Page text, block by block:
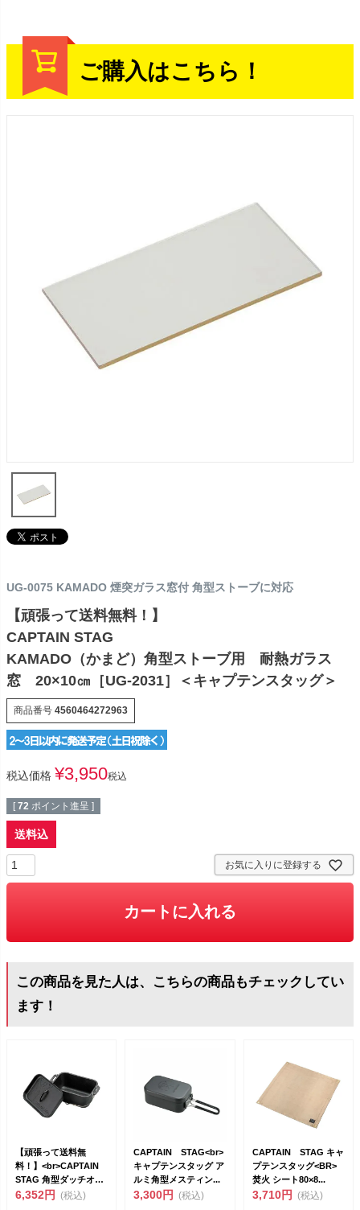
ご購入はこちら！
UG-0075 KAMADO 煙突ガラス窓付 角型ストーブに対応
【頑張って送料無料！】
CAPTAIN STAG
KAMADO（かまど）角型ストーブ用 耐熱ガラス
窓 20×10㎝［UG-2031］＜キャプテンスタッグ＞
商品番号 4560464272963
税込価格 ¥3,950税込
[ 72 ポイント進呈 ]
送料込
お気に入りに登録する
カートに入れる
この商品を見た人は、こちらの商品もチェックしてい
ます！
【頑張って送料無
料！】<br>CAPTAIN
STAG 角型ダッチオー
ブ...
6,352円 (税込)
CAPTAIN STAG<br>
キャプテンスタッグ ア
ルミ角型メスティン...
3,300円 (税込)
CAPTAIN STAG キャ
プテンスタッグ<BR>
焚火 シート80×8...
3,710円 (税込)